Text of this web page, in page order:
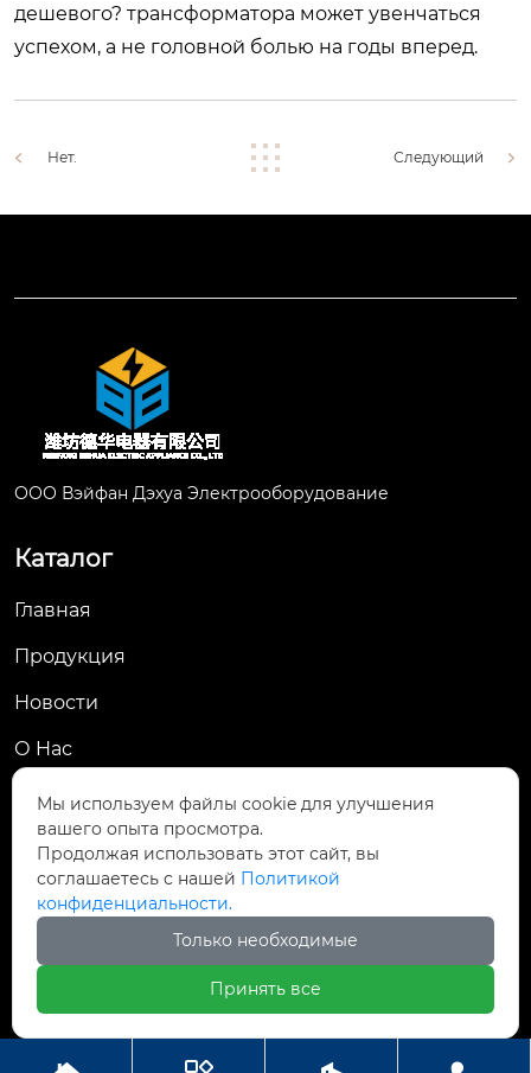
дешевого? трансформатора может увенчаться
успехом, а не головной болью на годы вперед.
Нет. Следующий
ООО Вэйфан Дэхуа Электрооборудование
Каталог
Главная
Продукция
Новости
О Hас
Контакты
Контакты

Деревня Гуаньцзячжуан, улица Ванлю, район
Вэйчэн, город Вэйфан
 +86-13002781949
Мы используем файлы cookie для улучшения
вашего опыта просмотра.
Продолжая использовать этот сайт, вы
соглашаетесь с нашей Политикой
конфиденциальности.
Только необходимые
Принять все